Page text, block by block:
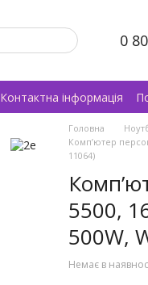
0
Контактна інформація
Головна
Комп’ютер
11064)
5500,
500W,
Немає в